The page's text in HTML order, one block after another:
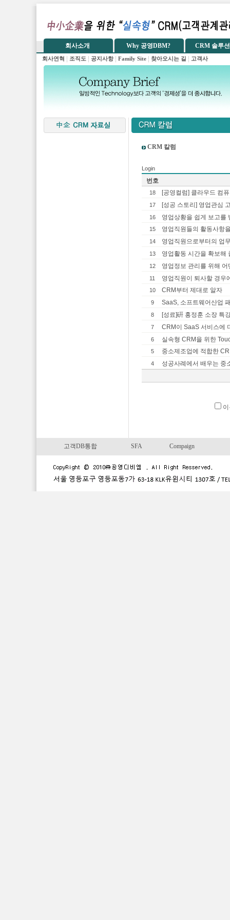
CRM 칼럼
Login
번호
18 [공영컬럼] 클라우드 컴
17 [성공 스토리] 영업관심
16 영업상황을 쉽게 보고를
15 영업직원들의 활동사항
14 영업직원으로부터의 업
13 영업활동 시간을 확보해
12 영업정보 관리를 위해
11 영업직원이 퇴사할 경우
10 CRM부터 제대로 알자
9 SaaS, 소프트웨어산업
8 [성료]硏 홍정훈 소장 특
7 CRM이 SaaS 서비스에
6 실속형 CRM을 위한
5 중소제조업에 적합한
4 성공사례에서 배우는 중
고객DB통합 SFA Compaign